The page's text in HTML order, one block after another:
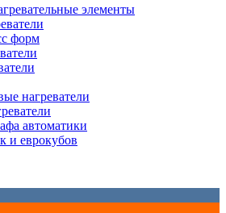
элементы
форм
нагреватели
автоматики
и еврокубов